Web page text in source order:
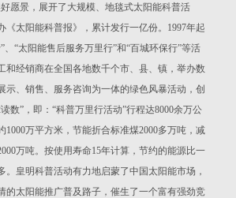
愿景，展开了大规模、地毯式太阳能科普活
《太阳能科普报》，累计发行一亿份。1997年起
、“太阳能售后服务万里行”和“百城环保行”等活
和经销商在全国各地数千个市、县、镇，举办数
示、销售、服务咨询为一体的绿色风暴活动，创
数”，即：“科普万里行活动”行程达8000余万公
1000万平方米，节能折合标准煤2000多万吨，减
万吨。按使用寿命15年计算，节约的能源比一
。皇明科普活动有力地启蒙了中国太阳能市场，
的太阳能推广普及路子，催生了一个富有强劲竞